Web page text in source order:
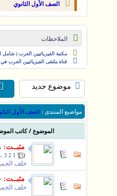
الصف الأول الثانوي
الملاحظات
مكتبة الفيزيائيين العرب (
قناة ملتقى الفيزيائيين العرب في
موضوع جديد
مواضيع المنتدى: الصف الأول
الموضوع /كاتب
مثبــت:
(
1
2
3
خلف
مثبــت:
خلف